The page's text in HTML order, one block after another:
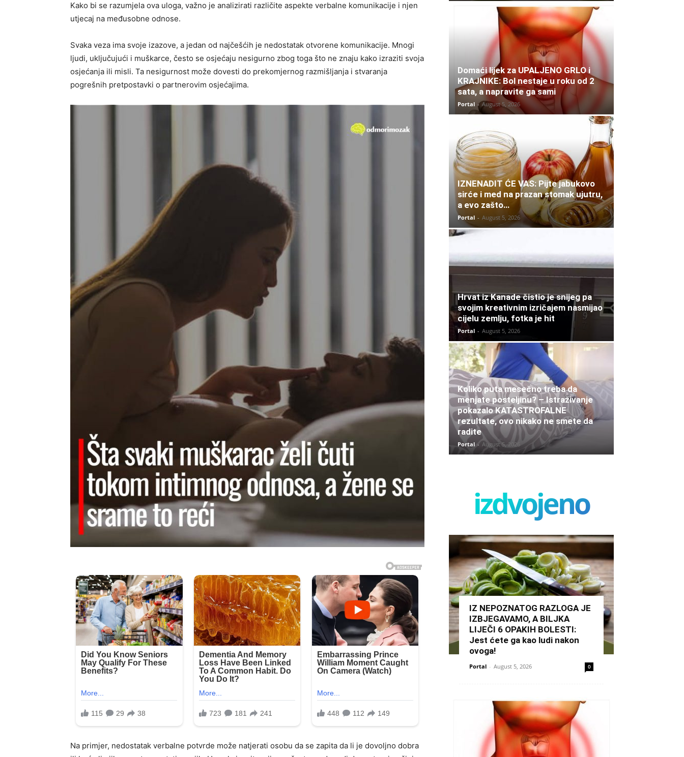
Kako bi se razumjela ova uloga, važno je analizirati različite aspekte verbalne komunikacije i njen
utjecaj na međusobne odnose.
Svaka veza ima svoje izazove, a jedan od najčešćih je nedostatak otvorene komunikacije. Mnogi
ljudi, uključujući i muškarce, često se osjećaju nesigurno zbog toga što ne znaju kako izraziti svoja
osjećanja ili misli. Ta nesigurnost može dovesti do prekomjernog razmišljanja i stvaranja
pogrešnih pretpostavki o partnerovim osjećajima.
Na primjer, nedostatak verbalne potvrde može natjerati osobu da se zapita da li je dovoljno dobra
Domaći lijek za UPALJENO GRLO i
KRAJNIKE: Bol nestaje u roku od 2
sata, a napravite ga sami
Portal - August 5, 2026
IZNENADIT ĆE VAS: Pijte jabukovo
sirće i med na prazan stomak ujutru,
a evo zašto…
Portal - August 5, 2026
Hrvat iz Kanade čistio je snijeg pa
svojim kreativnim izričajem nasmijao
cijelu zemlju, fotka je hit
Portal - August 5, 2026
Koliko puta mesečno treba da
menjate posteljinu? – Istraživanje
pokazalo KATASTROFALNE
rezultate, ovo nikako ne smete da
radite
Portal - August 5, 2026
izdvojeno
IZ NEPOZNATOG RAZLOGA JE
IZBJEGAVAMO, A BILJKA
LIJEČI 6 OPAKIH BOLESTI:
Jest ćete ga kao ludi nakon
ovoga!
Portal - August 5, 2026 0